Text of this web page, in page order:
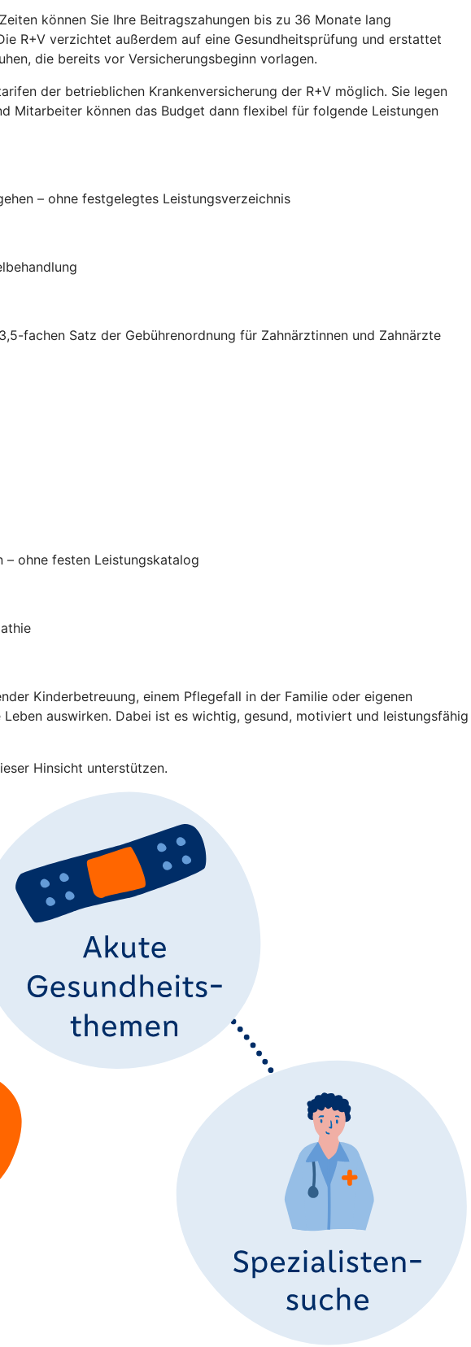
können Sie Ihre Beitragszahungen bis zu 36 Monate lang
R+V verzichtet außerdem auf eine Gesundheitsprüfung und erstattet
die bereits vor Versicherungsbeginn vorlagen.
der betrieblichen Krankenversicherung der R+V möglich. Sie legen
Mitarbeiter können das Budget dann flexibel für folgende Leistungen
– ohne festgelegtes Leistungsverzeichnis
fachen Satz der Gebührenordnung für Zahnärztinnen und Zahnärzte
ohne festen Leistungskatalog
Kinderbetreuung, einem Pflegefall in der Familie oder eigenen
auswirken. Dabei ist es wichtig, gesund, motiviert und leistungsfähig
Hinsicht unterstützen.